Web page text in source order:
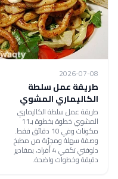
2026-07-08
طريقة عمل سلطة
الكاليماري المشوي
طريقة عمل سلطة الكاليماري
المشوي خطوة بخطوة بـ11
مكونات وفي 10 دقائق فقط.
وصفة سهلة ومجرّبة من مطبخ
دلوقتي تكفي 4 أفراد، بمقادير
دقيقة وخطوات واضحة.